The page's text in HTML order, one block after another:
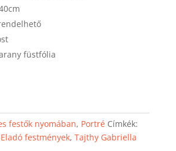
füstfólia
festők nyomában, Portré Címkék:
Eladó festmények, Tajthy Gabriella